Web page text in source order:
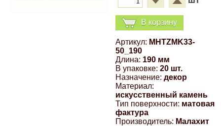
В корзину
Артикул: MHTZMK33-
50_190
Длина: 190 мм
В упаковке: 20 шт.
Назначение: декор
Материал:
искусственный камень
Тип поверхности: матовая
фактура
Производитель: Малахит
Компрессионные фитинги Poliext
Эмали универсальные акриловые
Магнитные панели на холодильник